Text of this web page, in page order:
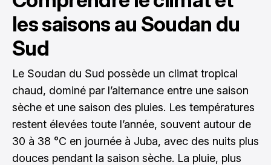
les saisons au Soudan du
Sud
Le Soudan du Sud possède un climat tropical
chaud, dominé par l’alternance entre une saison
sèche et une saison des pluies. Les températures
restent élevées toute l’année, souvent autour de
30 à 38 °C en journée à Juba, avec des nuits plus
douces pendant la saison sèche. La pluie, plus